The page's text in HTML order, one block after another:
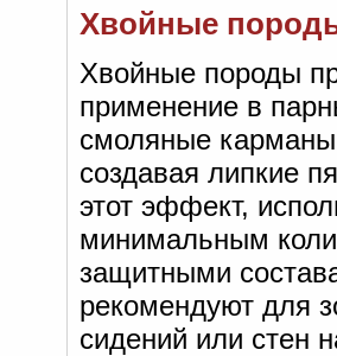
Хвойные
Хвойные породы
применение в
смоляные
создавая липкие
этот эффект,
минимальным
защитными
рекомендуют для
сидений или стен